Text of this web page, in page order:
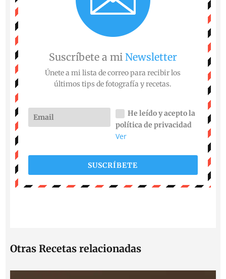
Suscríbete a mi Newsletter
Únete a mi lista de correo para recibir los
últimos tips de fotografía y recetas.
He leído y acepto la
política de privacidad
Ver
SUSCRÍBETE
Otras Recetas relacionadas